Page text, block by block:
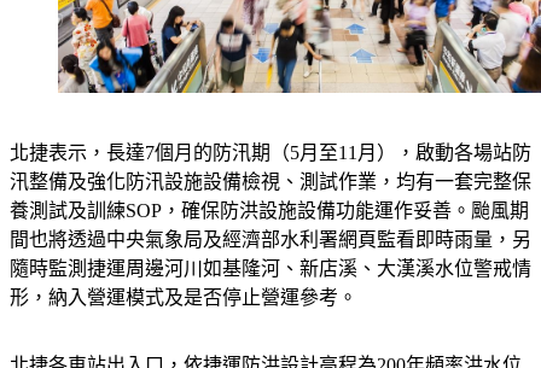
北捷表示，長達7個月的防汛期（5月至11月），啟動各場站防
汛整備及強化防汛設施設備檢視、測試作業，均有一套完整保
養測試及訓練SOP，確保防洪設施設備功能運作妥善。颱風期
間也將透過中央氣象局及經濟部水利署網頁監看即時雨量，另
隨時監測捷運周邊河川如基隆河、新店溪、大漢溪水位警戒情
形，納入營運模式及是否停止營運參考。